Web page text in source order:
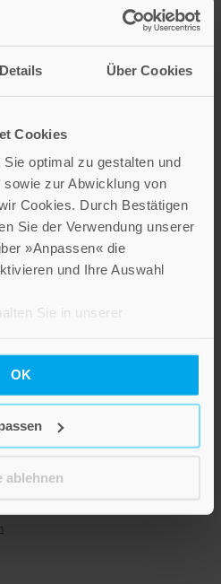
Details Über Cookies
Cookies
optimal zu gestalten und
zur Abwicklung von
Cookies. Durch Bestätigen
Sie der Verwendung unserer
»Anpassen« die
und Ihre Auswahl
Sie in unserer
OK
ablehnen